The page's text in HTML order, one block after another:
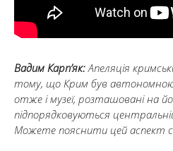
Вадим Карп’як: Апеляція
тому, що Крим був
отже і музеї, розташовані на
підпорядковуються центральній
Можете пояснити цей аспект